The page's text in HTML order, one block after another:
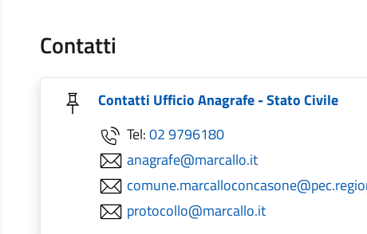
Contatti
Contatti Ufficio Anagrafe - Stato Civile
Tel:02 9796180
anagrafe@marcallo.it
protocollo@marcallo.it